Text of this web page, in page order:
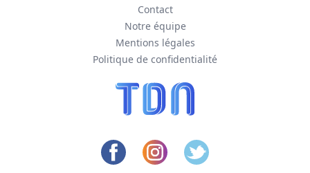
Contact
Notre équipe
Mentions légales
Politique de confidentialité